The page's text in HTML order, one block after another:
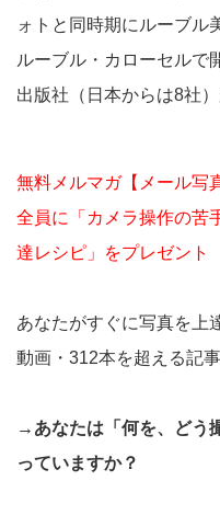
ォトと同時期にルーブル
ルーブル・カローセルで
出版社（日本からは8社）
無料メルマガ【メール写
全員に「カメラ操作の苦
達レシピ」をプレゼント
あなたがすぐに写真を上
動画・312本を超える記
→あなたは「何を、どう
っていますか？